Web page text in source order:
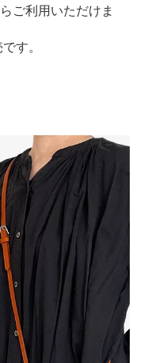
ご利用いただけま
す。